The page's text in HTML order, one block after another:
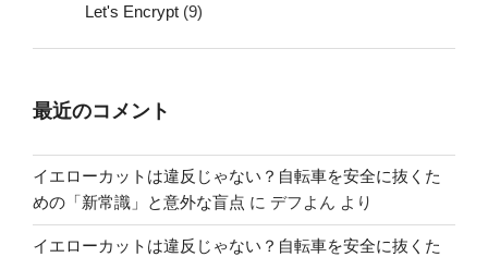
Let's Encrypt (9)
最近のコメント
イエローカットは違反じゃない？自転車を安全に抜くた
めの「新常識」と意外な盲点 に デフよん より
イエローカットは違反じゃない？自転車を安全に抜くた